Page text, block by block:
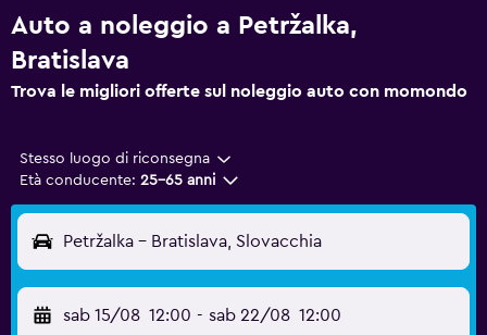
Auto a noleggio a Petržalka,
Bratislava
Trova le migliori offerte sul noleggio auto con momondo
Stesso luogo di riconsegna
Età conducente: 25-65 anni
Petržalka - Bratislava, Slovacchia
sab 15/08 12:00 - sab 22/08 12:00